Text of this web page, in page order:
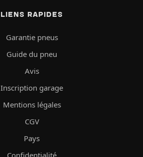
LIENS RAPIDES
Garantie pneus
Guide du pneu
Avis
Inscription garage
Mentions légales
CGV
Pays
Confidentialité